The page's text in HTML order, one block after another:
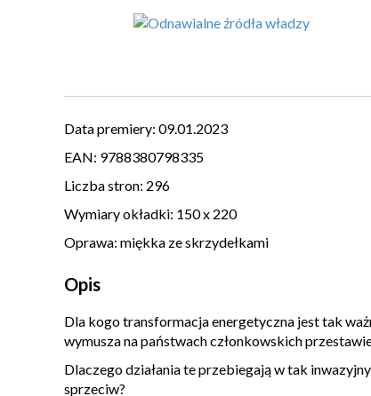
Data premiery: 09.01.2023
EAN: 9788380798335
Liczba stron: 296
Wymiary okładki: 150 x 220
Oprawa: miękka ze skrzydełkami
Opis
Dla kogo transformacja energetyczna jest tak
wymusza na państwach członkowskich
Dlaczego działania te przebiegają w tak
sprzeciw?